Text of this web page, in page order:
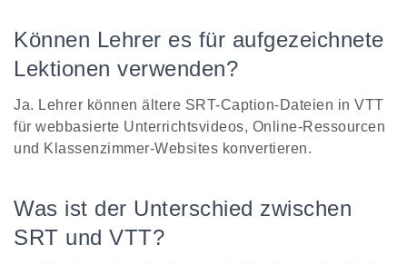
Können Lehrer es für aufgezeichnete
Lektionen verwenden?
Ja. Lehrer können ältere SRT-Caption-Dateien in VTT
für webbasierte Unterrichtsvideos, Online-Ressourcen
und Klassenzimmer-Websites konvertieren.
Was ist der Unterschied zwischen
SRT und VTT?